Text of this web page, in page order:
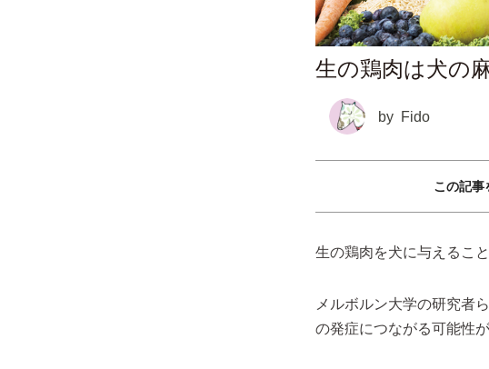
生の鶏肉は犬の
by Fido
この記事
生の鶏肉を犬に与えるこ
メルボルン大学の研究者
の発症につながる可能性